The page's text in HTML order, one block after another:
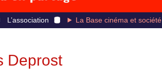
L’association La Base cinéma et société
Deprost